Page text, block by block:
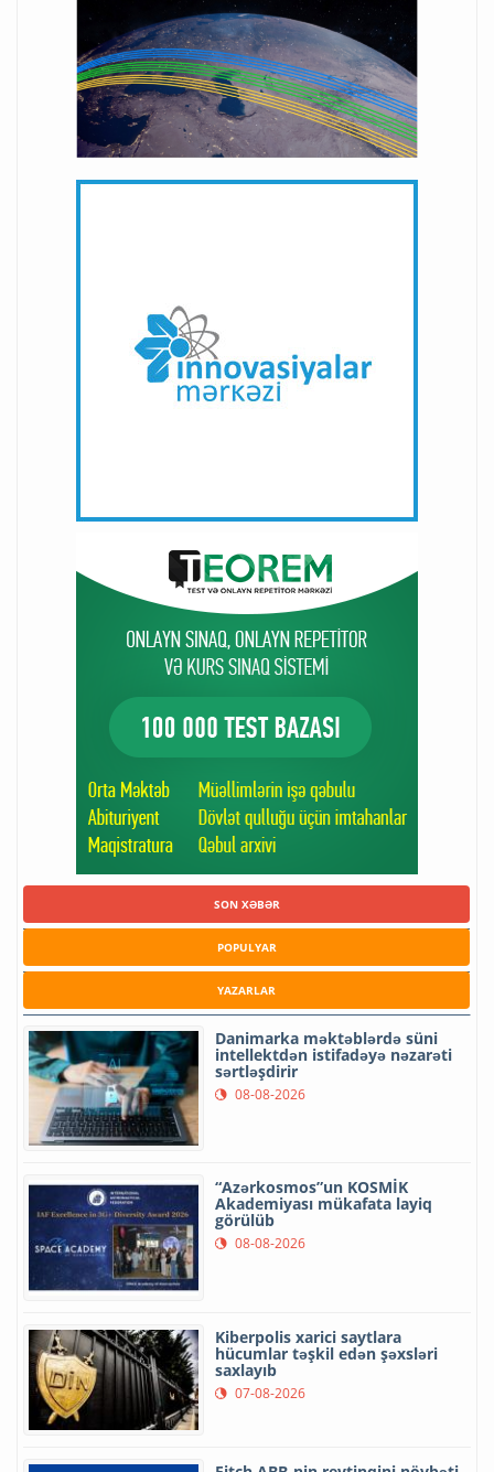
SON XƏBƏR
POPULYAR
YAZARLAR
Danimarka məktəblərdə süni
intellektdən istifadəyə nəzarəti
sərtləşdirir
08-08-2026
“Azərkosmos”un KOSMİK
Akademiyası mükafata layiq
görülüb
08-08-2026
Kiberpolis xarici saytlara
hücumlar təşkil edən şəxsləri
saxlayıb
07-08-2026